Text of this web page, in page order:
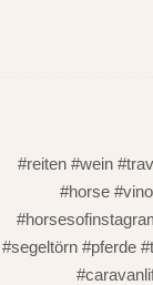
#reiten #wein
#horse
#segeltörn #pferde